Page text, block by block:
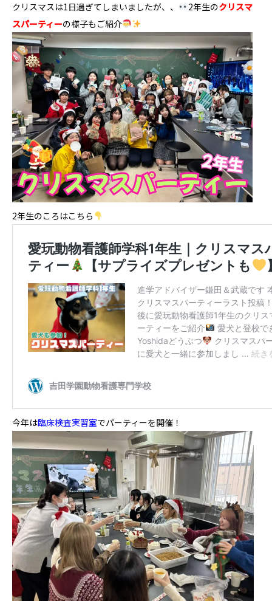
クリスマスは1日過ぎてしまいましたが、、 2年生のクリスマ
スパーティーの様子もご紹介
2年生のころはこちら
今年は臨床検査実習室でパーティーを開催！